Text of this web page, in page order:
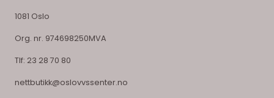
1081 Oslo
Org. nr. 974698250MVA
Tlf: 23 28 70 80
nettbutikk@oslovvssenter.no